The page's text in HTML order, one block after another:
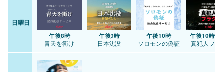
日曜日
午後8時
青天を衝け
午後9時
日本沈没
午後10時
ソロモンの偽証
午後10時30
真犯人フラ